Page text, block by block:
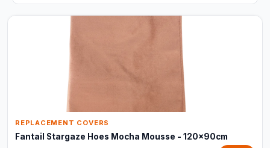
REPLACEMENT COVERS
Fantail Stargaze Hoes Mocha Mousse - 120x90cm